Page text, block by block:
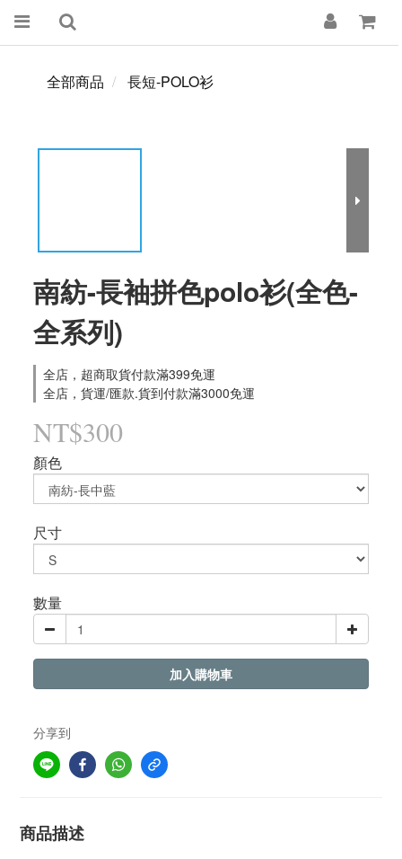
全部商品 長短-POLO衫
南紡-長袖拼色polo衫(全色-
全系列)
全店，超商取貨付款滿399免運
全店，貨運/匯款.貨到付款滿3000免運
NT$300
顏色
尺寸
數量
加入購物車
分享到
商品描述